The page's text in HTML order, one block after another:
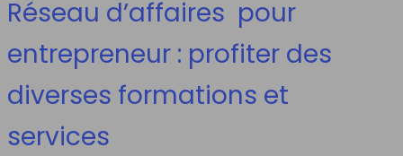
Réseau d’affaires pour
entrepreneur : profiter des
diverses formations et
services